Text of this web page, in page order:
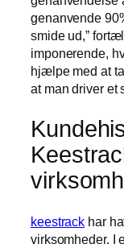
genanvende
smide ud,”
imponerende,
hjælpe med at
at man driver et
keestrack har
virksomheder. I